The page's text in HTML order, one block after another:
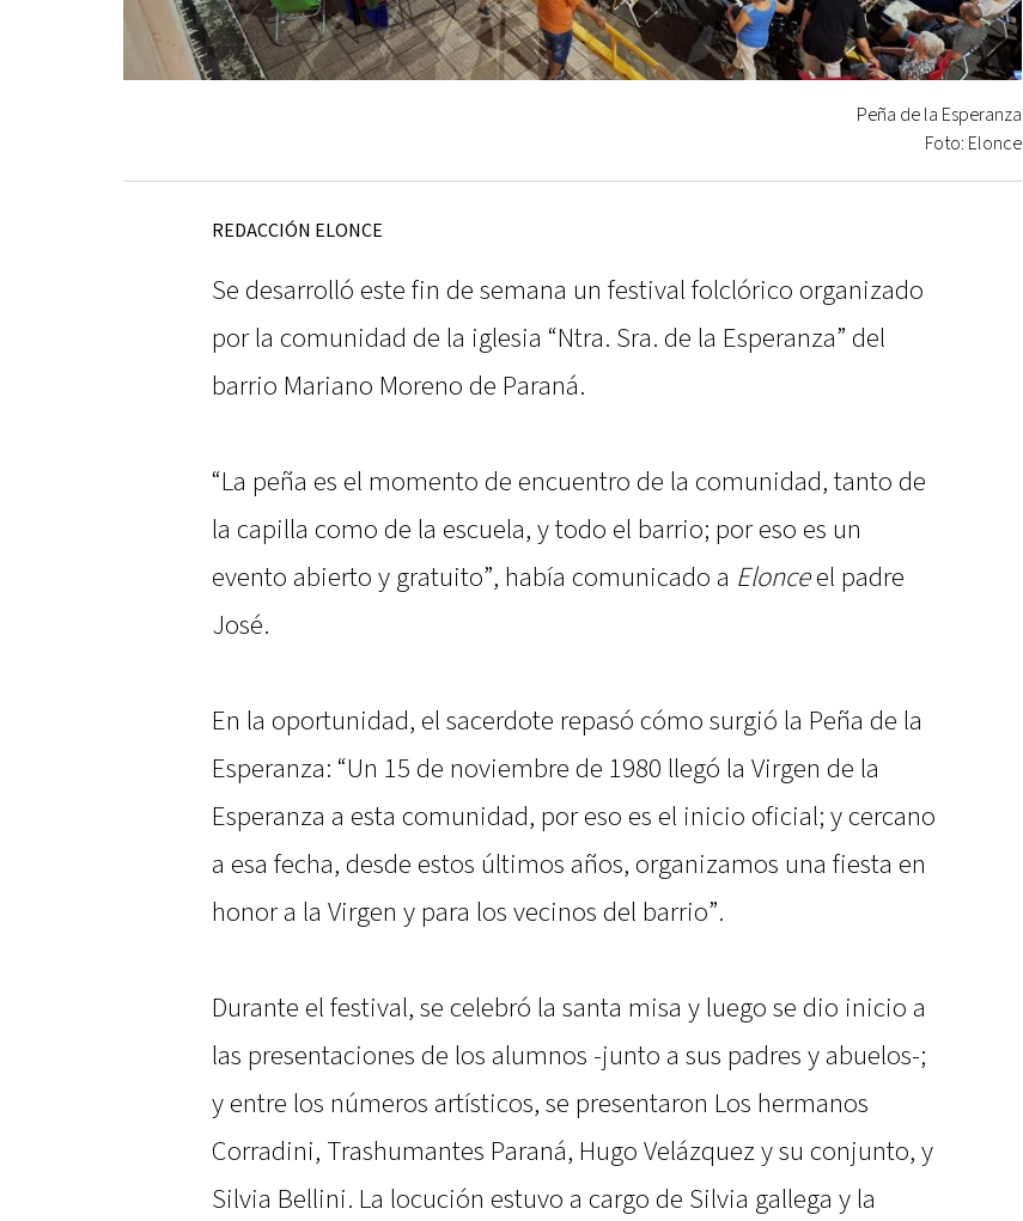
Peña de la Esperanza
Foto: Elonce
REDACCIÓN ELONCE
Se desarrolló este fin de semana un festival folclórico organizado
por la comunidad de la iglesia “Ntra. Sra. de la Esperanza” del
barrio Mariano Moreno de Paraná.
“La peña es el momento de encuentro de la comunidad, tanto de
la capilla como de la escuela, y todo el barrio; por eso es un
evento abierto y gratuito”, había comunicado a Elonceel padre
José.
En la oportunidad, el sacerdote repasó cómo surgió la Peña de la
Esperanza: “Un 15 de noviembre de 1980 llegó la Virgen de la
Esperanza a esta comunidad, por eso es el inicio oficial; y cercano
a esa fecha, desde estos últimos años, organizamos una fiesta en
honor a la Virgen y para los vecinos del barrio”.
Durante el festival, se celebró la santa misa y luego se dio inicio a
las presentaciones de los alumnos -junto a sus padres y abuelos-;
y entre los números artísticos, se presentaron Los hermanos
Corradini, Trashumantes Paraná, Hugo Velázquez y su conjunto, y
Silvia Bellini. La locución estuvo a cargo de Silvia gallega y la